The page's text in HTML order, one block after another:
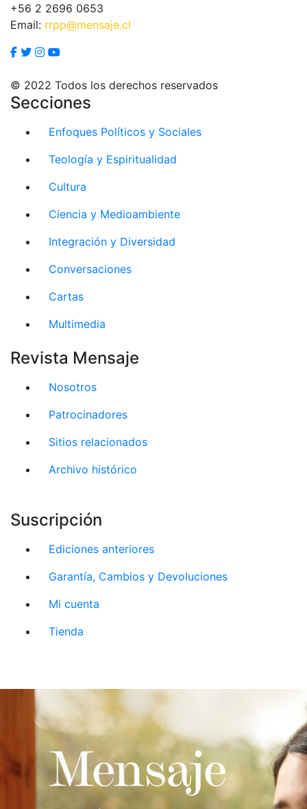
+56 2 2696 0653
Email: rrpp@mensaje.cl
© 2022 Todos los derechos reservados
Secciones
Enfoques Políticos y Sociales
Teología y Espiritualidad
Cultura
Ciencia y Medioambiente
Integración y Diversidad
Conversaciones
Cartas
Multimedia
Revista Mensaje
Nosotros
Patrocinadores
Sitios relacionados
Archivo histórico
Suscripción
Ediciones anteriores
Garantía, Cambios y Devoluciones
Mi cuenta
Tienda